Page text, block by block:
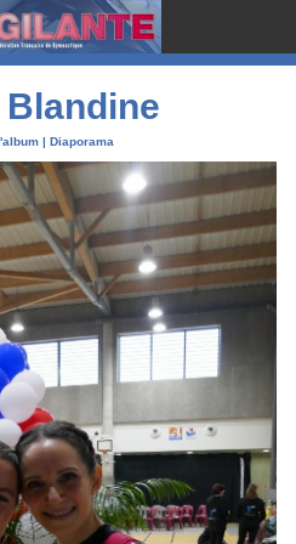
Blandine
| Diaporama